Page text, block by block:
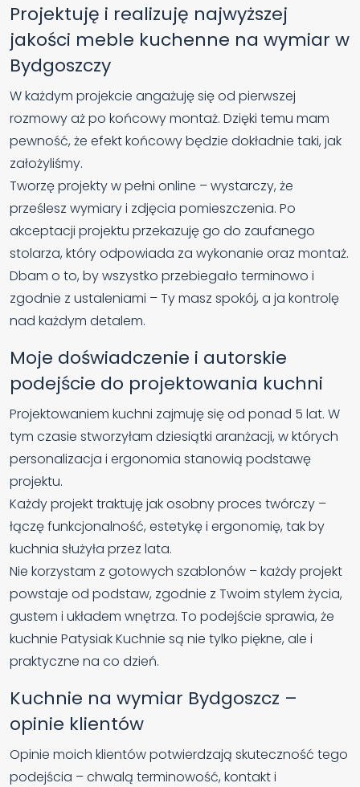
Projektuję i realizuję najwyższej
jakości meble kuchenne na wymiar w
Bydgoszczy
W każdym projekcie angażuję się od pierwszej
rozmowy aż po końcowy montaż. Dzięki temu mam
pewność, że efekt końcowy będzie dokładnie taki, jak
założyliśmy.
Tworzę projekty w pełni online – wystarczy, że
prześlesz wymiary i zdjęcia pomieszczenia. Po
akceptacji projektu przekazuję go do zaufanego
stolarza, który odpowiada za wykonanie oraz montaż.
Dbam o to, by wszystko przebiegało terminowo i
zgodnie z ustaleniami – Ty masz spokój, a ja kontrolę
nad każdym detalem.
Moje doświadczenie i autorskie
podejście do projektowania kuchni
Projektowaniem kuchni zajmuję się od ponad 5 lat. W
tym czasie stworzyłam dziesiątki aranżacji, w których
personalizacja i ergonomia stanowią podstawę
projektu.
Każdy projekt traktuję jak osobny proces twórczy –
łączę funkcjonalność, estetykę i ergonomię, tak by
kuchnia służyła przez lata.
Nie korzystam z gotowych szablonów – każdy projekt
powstaje od podstaw, zgodnie z Twoim stylem życia,
gustem i układem wnętrza. To podejście sprawia, że
kuchnie Patysiak Kuchnie są nie tylko piękne, ale i
praktyczne na co dzień.
Kuchnie na wymiar Bydgoszcz –
opinie klientów
Opinie moich klientów potwierdzają skuteczność tego
podejścia – chwalą terminowość, kontakt i